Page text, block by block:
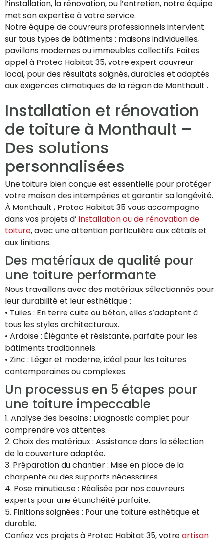
l’installation, la rénovation, ou l’entretien, notre équipe
met son expertise à votre service.
Notre équipe de couvreurs professionnels intervient
sur tous types de bâtiments : maisons individuelles,
pavillons modernes ou immeubles collectifs. Faites
appel à Protec Habitat 35, votre expert couvreur
local, pour des résultats soignés, durables et adaptés
aux exigences climatiques de la région de Monthault .
Installation et rénovation
de toiture à Monthault –
Des solutions
personnalisées
Une toiture bien conçue est essentielle pour protéger
votre maison des intempéries et garantir sa longévité.
À Monthault , Protec Habitat 35 vous accompagne
dans vos projets d’ installation ou de rénovation de
toiture, avec une attention particulière aux détails et
aux finitions.
Des matériaux de qualité pour
une toiture performante
Nous travaillons avec des matériaux sélectionnés pour
leur durabilité et leur esthétique :
• Tuiles : En terre cuite ou béton, elles s’adaptent à
tous les styles architecturaux.
• Ardoise : Élégante et résistante, parfaite pour les
bâtiments traditionnels.
• Zinc : Léger et moderne, idéal pour les toitures
contemporaines ou complexes.
Un processus en 5 étapes pour
une toiture impeccable
1. Analyse des besoins : Diagnostic complet pour
comprendre vos attentes.
2. Choix des matériaux : Assistance dans la sélection
de la couverture adaptée.
3. Préparation du chantier : Mise en place de la
charpente ou des supports nécessaires.
4. Pose minutieuse : Réalisée par nos couvreurs
experts pour une étanchéité parfaite.
5. Finitions soignées : Pour une toiture esthétique et
durable.
Confiez vos projets à Protec Habitat 35, votreartisan